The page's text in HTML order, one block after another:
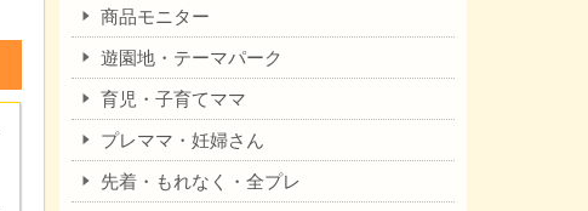
商品モニター
遊園地・テーマパーク
育児・子育てママ
プレママ・妊婦さん
先着・もれなく・全プレ